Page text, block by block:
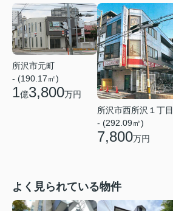
所沢市元町
- (190.17㎡)
1億3,800万円
所沢市西所沢１丁目
- (292.09㎡)
7,800万円
よく見られている物件